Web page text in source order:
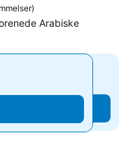
)
Arabiske